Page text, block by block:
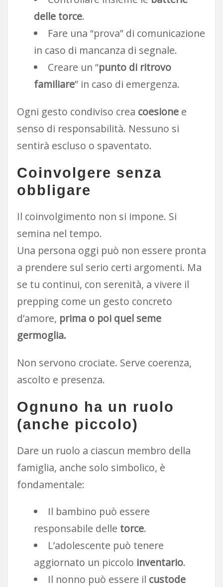
delle torce.
Fare una “prova” di comunicazione
in caso di mancanza di segnale.
Creare un “punto di ritrovo
familiare” in caso di emergenza.
Ogni gesto condiviso crea coesionee
senso di responsabilità. Nessuno si
sentirà escluso o spaventato.
Coinvolgere senza
obbligare
Il coinvolgimento non si impone. Si
semina nel tempo.
Una persona oggi può non essere pronta
a prendere sul serio certi argomenti. Ma
se tu continui, con serenità, a vivere il
prepping come un gesto concreto
d’amore, prima o poi quel seme
germoglia.
Non servono crociate. Serve coerenza,
ascolto e presenza.
Ognuno ha un ruolo
(anche piccolo)
Dare un ruolo a ciascun membro della
famiglia, anche solo simbolico, è
fondamentale:
Il bambino può essere
responsabile delle torce.
L’adolescente può tenere
aggiornato un piccolo inventario.
Il nonno può essere il custode